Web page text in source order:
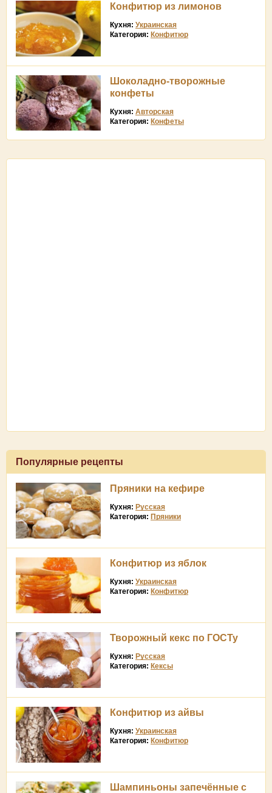
Конфитюр из лимонов
Кухня: Украинская
Категория: Конфитюр
Шоколадно-творожные
конфеты
Кухня: Авторская
Категория: Конфеты
Популярные рецепты
Пряники на кефире
Кухня: Русская
Категория: Пряники
Конфитюр из яблок
Кухня: Украинская
Категория: Конфитюр
Творожный кекс по ГОСТу
Кухня: Русская
Категория: Кексы
Конфитюр из айвы
Кухня: Украинская
Категория: Конфитюр
Шампиньоны запечённые с